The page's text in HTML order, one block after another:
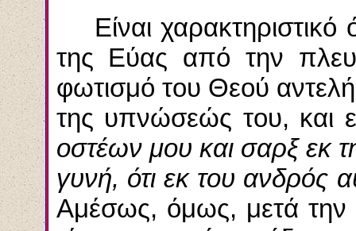
Είναι
της Εύας από την
φωτισμό του Θεού
της υπνώσεώς του, και
οστέωνμου και σαρξ εκ
γυνή, ότι εκ του ανδρός
Αμέσως, όμως, μετά